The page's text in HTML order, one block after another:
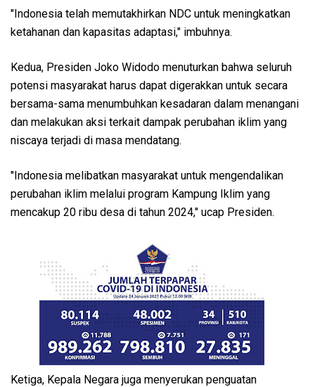
"Indonesia telah memutakhirkan NDC untuk meningkatkan
ketahanan dan kapasitas adaptasi," imbuhnya.
Kedua, Presiden Joko Widodo menuturkan bahwa seluruh
potensi masyarakat harus dapat digerakkan untuk secara
bersama-sama menumbuhkan kesadaran dalam menangani
dan melakukan aksi terkait dampak perubahan iklim yang
niscaya terjadi di masa mendatang.
"Indonesia melibatkan masyarakat untuk mengendalikan
perubahan iklim melalui program Kampung Iklim yang
mencakup 20 ribu desa di tahun 2024," ucap Presiden.
Ketiga, Kepala Negara juga menyerukan penguatan